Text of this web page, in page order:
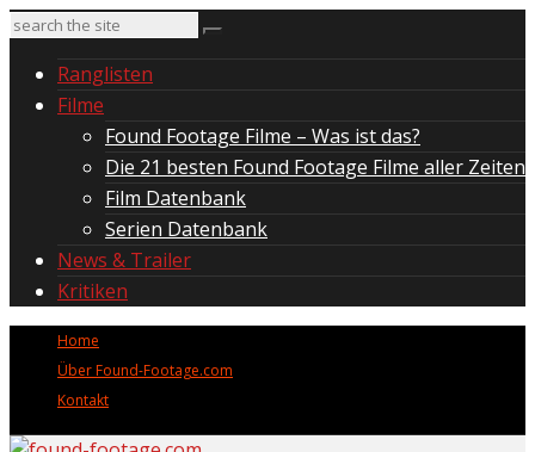
Ranglisten
Filme
Found Footage Filme – Was ist das?
Die 21 besten Found Footage Filme aller Zeiten
Film Datenbank
Serien Datenbank
News & Trailer
Kritiken
Home
Über Found-Footage.com
Kontakt